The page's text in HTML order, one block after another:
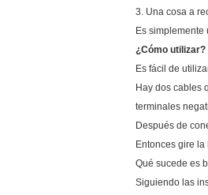
3. Una cosa a
Es
¿Cómo utilizar?
Es fácil de
Hay dos cables
terminales
Después de
Entonces gire
Qué sucede es
Siguiendo las